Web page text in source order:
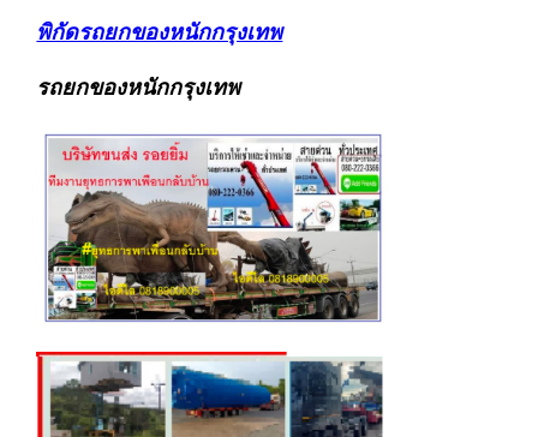
พิกัดรถยกของหนักกรุงเทพ
รถยกของหนักกรุงเทพ